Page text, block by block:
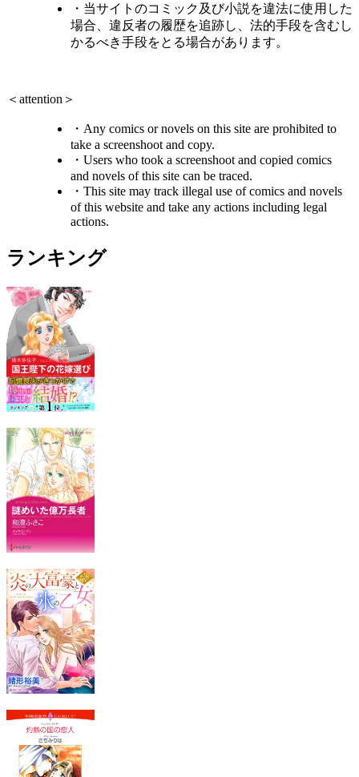
・当サイトのコミック及び小説を違法に使用した
場合、違反者の履歴を追跡し、法的手段を含むし
かるべき手段をとる場合があります。
＜attention＞
・Any comics or novels on this site are prohibited to
take a screenshoot and copy.
・Users who took a screenshoot and copied comics
and novels of this site can be traced.
・This site may track illegal use of comics and novels
of this website and take any actions including legal
actions.
ランキング